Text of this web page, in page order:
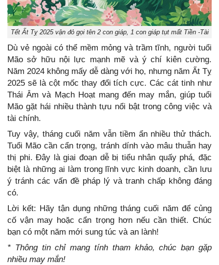
Tết Ất Tỵ 2025 vận đỏ gọi tên 2 con giáp, 1 con giáp tụt mất Tiền -Tài
Dù vẻ ngoài có thể mềm mỏng và trầm tĩnh, người tuổi
Mão sở hữu nội lực mạnh mẽ và ý chí kiên cường.
Năm 2024 không mấy dễ dàng với họ, nhưng năm Ất Tỵ
2025 sẽ là cột mốc thay đổi tích cực. Các cát tinh như
Thái Âm và Mạch Hoạt mang đến may mắn, giúp tuổi
Mão gặt hái nhiều thành tựu nổi bật trong công việc và
tài chính.
Tuy vậy, tháng cuối năm vẫn tiềm ẩn nhiều thử thách.
Tuổi Mão cần cẩn trọng, tránh dính vào mâu thuẫn hay
thị phi. Đây là giai đoạn dễ bị tiểu nhân quấy phá, đặc
biệt là những ai làm trong lĩnh vực kinh doanh, cần lưu
ý tránh các vấn đề pháp lý và tranh chấp không đáng
có.
Lời kết: Hãy tận dụng những tháng cuối năm để củng
cố vận may hoặc cẩn trọng hơn nếu cần thiết. Chúc
bạn có một năm mới sung túc và an lành!
* Thông tin chỉ mang tính tham khảo, chúc bạn gặp
nhiều may mắn!